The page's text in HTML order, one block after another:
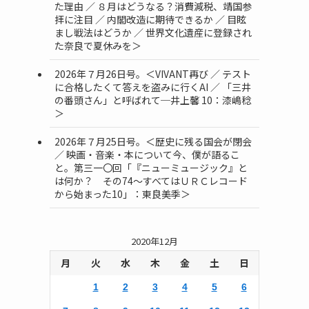
た理由 ／ ８月はどうなる？消費減税、靖国参
拝に注目 ／ 内閣改造に期待できるか ／ 目眩
まし戦法はどうか ／ 世界文化遺産に登録され
た奈良で夏休みを＞
2026年７月26日号。＜VIVANT再び ／ テスト
に合格したくて答えを盗みに行くAI ／ 「三井
の番頭さん」と呼ばれて─井上馨 10：漆嶋稔
＞
2026年７月25日号。＜歴史に残る国会が閉会
／ 映画・音楽・本について今、僕が語るこ
と。第三一〇回「『ニューミュージック』と
は何か？ その74～すべてはＵＲＣレコード
から始まった10」：東良美季＞
2020年12月
月 火 水 木 金 土 日
1 2 3 4 5 6